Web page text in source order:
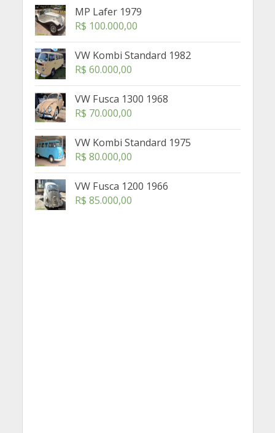
MP Lafer 1979
R$ 100.000,00
VW Kombi Standard 1982
R$ 60.000,00
VW Fusca 1300 1968
R$ 70.000,00
VW Kombi Standard 1975
R$ 80.000,00
VW Fusca 1200 1966
R$ 85.000,00